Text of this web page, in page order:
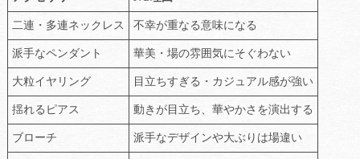
二連・多連ネックレス 不幸が重なる意味になる
派手なペンダント 華美・場の雰囲気にそぐわない
大粒イヤリング 目立ちすぎる・カジュアル感が強い
揺れるピアス 動きが目立ち、華やかさを演出する
ブローチ 派手なデザインや大ぶりは場違い